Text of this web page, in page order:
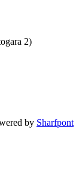
2)
by Sharfpont